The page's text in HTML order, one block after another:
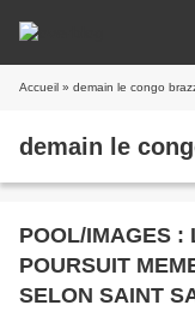
Accueil » demain le congo
demain le
POOL/IMAGES :
POURSUIT
SELON SAINT